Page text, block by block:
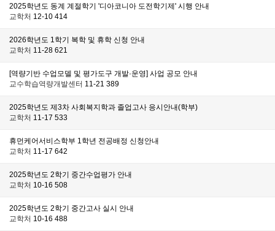
2025학년도 동계 계절학기 '디아코니아 도전학기제' 시행 안내
교학처 12-10 414
2026학년도 1학기 복학 및 휴학 신청 안내
교학처 11-28 621
[역량기반 수업모델 및 평가도구 개발·운영] 사업 공모 안내
교수학습역량개발센터 11-21 389
2025학년도 제3차 사회복지학과 졸업고사 응시안내(학부)
교학처 11-17 533
휴먼케어서비스학부 1학년 전공배정 신청안내
교학처 11-17 642
2025학년도 2학기 중간수업평가 안내
교학처 10-16 508
2025학년도 2학기 중간고사 실시 안내
교학처 10-16 488